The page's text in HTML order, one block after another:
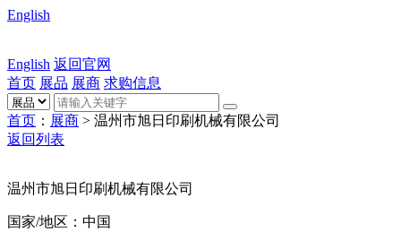
English
English 返回官网
首页 展品 展商 求购信息
首页 ： 展商 > 温州市旭日印刷机械有限公司
返回列表
温州市旭日印刷机械有限公司
国家/地区：中国